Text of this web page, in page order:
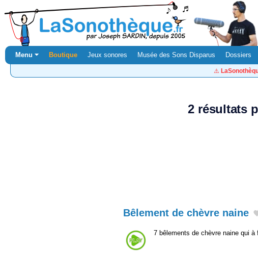
Menu ⏷ Boutique Jeux sonores Musée des Sons Disparus Dossiers
⚠️
2 résultats
Bêlement de chèvre naine
7 bêlements de chèvre naine qui à